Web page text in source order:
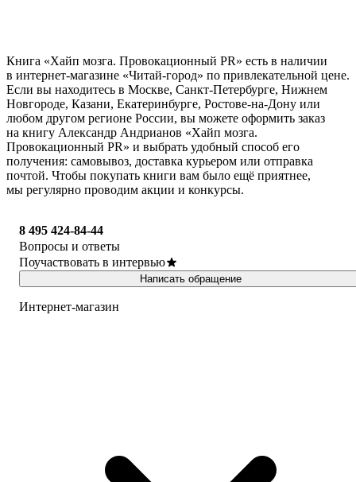
Книга «Хайп мозга. Провокационный PR» есть в наличии
в интернет-магазине «Читай-город» по привлекательной цене.
Если вы находитесь в Москве, Санкт-Петербурге, Нижнем
Новгороде, Казани, Екатеринбурге, Ростове-на-Дону или
любом другом регионе России, вы можете оформить заказ
на книгу Александр Андрианов «Хайп мозга.
Провокационный PR» и выбрать удобный способ его
получения: самовывоз, доставка курьером или отправка
почтой. Чтобы покупать книги вам было ещё приятнее,
мы регулярно проводим акции и конкурсы.
8 495 424-84-44
Вопросы и ответы
Поучаствовать в интервью
Написать обращение
Интернет-магазин